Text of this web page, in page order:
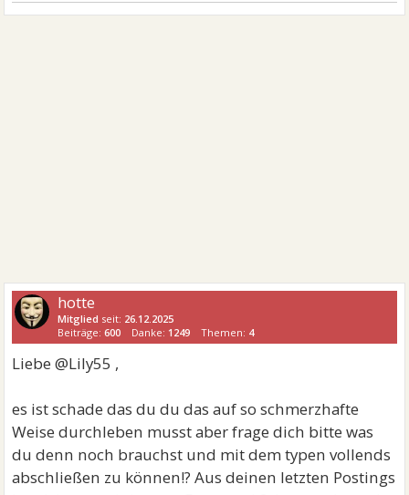
hotte
Mitglied seit: 26.12.2025
Beiträge:600 Danke: 1249 Themen: 4
Liebe @Lily55 ,
es ist schade das du du das auf so schmerzhafte
Weise durchleben musst aber frage dich bitte was
du denn noch brauchst und mit dem typen vollends
abschließen zu können!? Aus deinen letzten Postings